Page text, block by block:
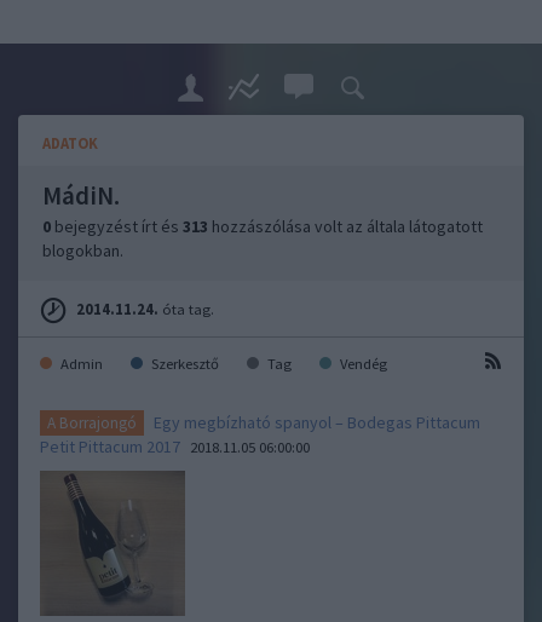
ADATOK
MádiN.
0 bejegyzést írt és 313 hozzászólása volt az általa látogatott
blogokban.
2014.11.24. óta tag.
Admin Szerkesztő Tag Vendég
A Borrajongó
Egy megbízható spanyol – Bodegas Pittacum
Petit Pittacum 2017 2018.11.05 06:00:00